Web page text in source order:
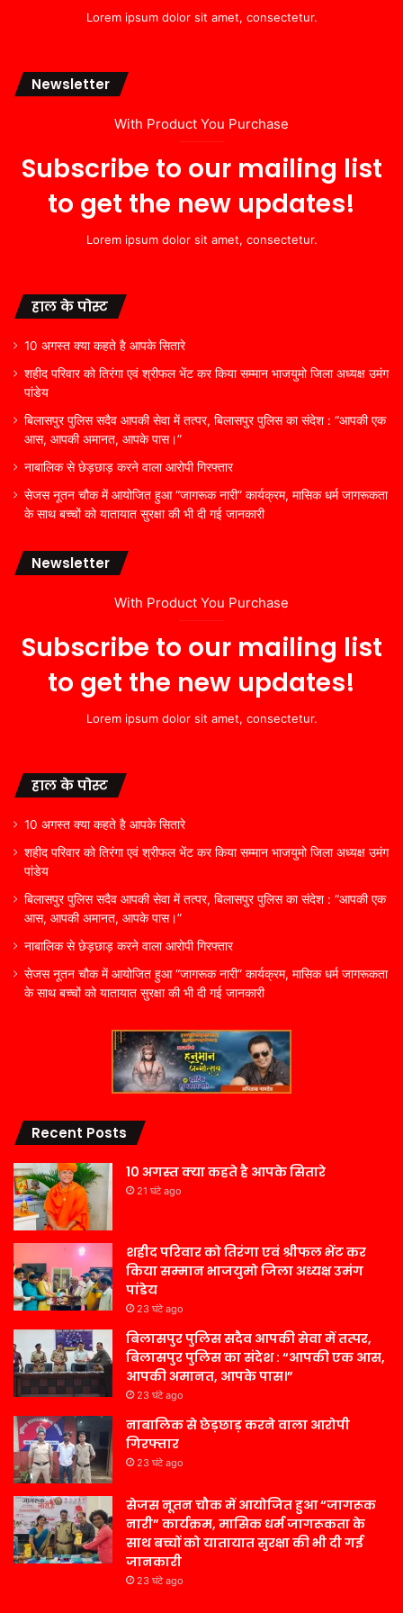
Lorem ipsum dolor sit amet, consectetur.
Newsletter
With Product You Purchase
Subscribe to our mailing list
to get the new updates!
Lorem ipsum dolor sit amet, consectetur.
हाल के पोस्ट
10 अगस्त क्या कहते है आपके सितारे
शहीद परिवार को तिरंगा एवं श्रीफल भेंट कर किया सम्मान भाजयुमो जिला अध्यक्ष उमंग
पांडेय
बिलासपुर पुलिस सदैव आपकी सेवा में तत्पर, बिलासपुर पुलिस का संदेश : “आपकी एक
आस, आपकी अमानत, आपके पास।”
नाबालिक से छेड़छाड़ करने वाला आरोपी गिरफ्तार
सेजस नूतन चौक में आयोजित हुआ “जागरूक नारी” कार्यक्रम, मासिक धर्म जागरूकता
के साथ बच्चों को यातायात सुरक्षा की भी दी गई जानकारी
Newsletter
With Product You Purchase
Subscribe to our mailing list
to get the new updates!
Lorem ipsum dolor sit amet, consectetur.
हाल के पोस्ट
10 अगस्त क्या कहते है आपके सितारे
शहीद परिवार को तिरंगा एवं श्रीफल भेंट कर किया सम्मान भाजयुमो जिला अध्यक्ष उमंग
पांडेय
बिलासपुर पुलिस सदैव आपकी सेवा में तत्पर, बिलासपुर पुलिस का संदेश : “आपकी एक
आस, आपकी अमानत, आपके पास।”
नाबालिक से छेड़छाड़ करने वाला आरोपी गिरफ्तार
सेजस नूतन चौक में आयोजित हुआ “जागरूक नारी” कार्यक्रम, मासिक धर्म जागरूकता
के साथ बच्चों को यातायात सुरक्षा की भी दी गई जानकारी
Recent Posts
10 अगस्त क्या कहते है आपके सितारे
21 घंटे ago
शहीद परिवार को तिरंगा एवं श्रीफल भेंट कर
किया सम्मान भाजयुमो जिला अध्यक्ष उमंग
पांडेय
23 घंटे ago
बिलासपुर पुलिस सदैव आपकी सेवा में तत्पर,
बिलासपुर पुलिस का संदेश : “आपकी एक आस,
आपकी अमानत, आपके पास।”
23 घंटे ago
नाबालिक से छेड़छाड़ करने वाला आरोपी
गिरफ्तार
23 घंटे ago
सेजस नूतन चौक में आयोजित हुआ “जागरूक
नारी” कार्यक्रम, मासिक धर्म जागरूकता के
साथ बच्चों को यातायात सुरक्षा की भी दी गई
जानकारी
23 घंटे ago